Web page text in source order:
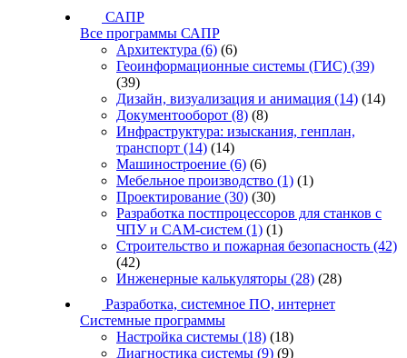
САПР
Все программы САПР
Архитектура (6) (6)
Геоинформационные системы (ГИС) (39)
(39)
Дизайн, визуализация и анимация (14) (14)
Документооборот (8) (8)
Инфраструктура: изыскания, генплан,
транспорт (14) (14)
Машиностроение (6) (6)
Мебельное производство (1) (1)
Проектирование (30) (30)
Разработка постпроцессоров для станков с
ЧПУ и CAM-систем (1) (1)
Строительство и пожарная безопасность (42)
(42)
Инженерные калькуляторы (28) (28)
Разработка, системное ПО, интернет
Системные программы
Настройка системы (18) (18)
Диагностика системы (9) (9)